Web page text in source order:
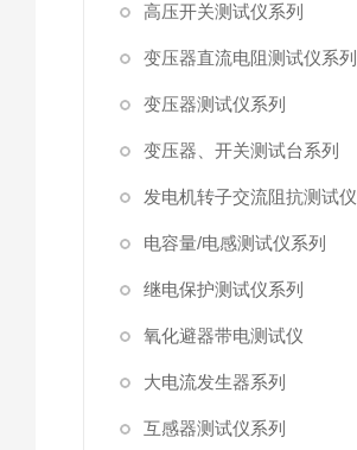
高压开关测试仪系列
变压器直流电阻测试仪系列
变压器测试仪系列
变压器、开关测试台系列
发电机转子交流阻抗测试仪
电容量/电感测试仪系列
继电保护测试仪系列
氧化避器带电测试仪
大电流发生器系列
互感器测试仪系列